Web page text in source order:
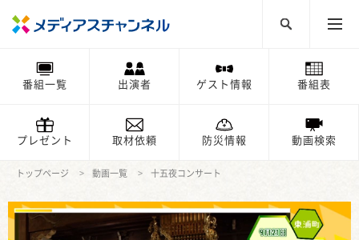
番組一覧 出演者 ゲスト情報 番組表
プレゼント 取材依頼 防災情報 動画検索
トップページ 動画一覧 十五夜コンサート